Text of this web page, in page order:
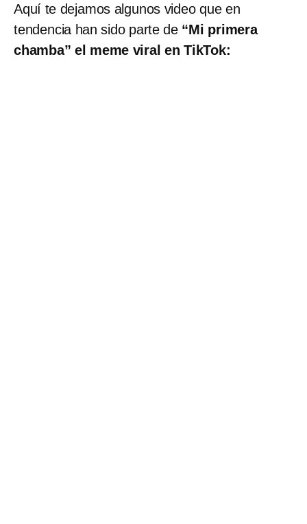
Aquí te dejamos algunos video que en
tendencia han sido parte de “Mi primera
chamba” el meme viral en TikTok: